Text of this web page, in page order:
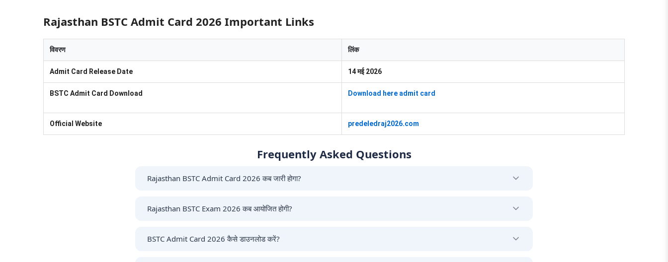
Rajasthan BSTC Admit Card 2026 Important Links
विवरण लिंक
Admit Card Release Date 14 मई 2026
BSTC Admit Card Download Download here admit card
Official Website predeledraj2026.com
Frequently Asked Questions
Rajasthan BSTC Admit Card 2026 कब जारी होगा?
राजस्थान BSTC यानी Pre DElEd परीक्षा का एडमिट कार्ड 14 मई 2026 को जारी किया जाएगा।
Rajasthan BSTC Exam 2026 कब आयोजित होगी?
राजस्थान BSTC परीक्षा 20 मई 2026 को दो पारियों में आयोजित होगी।
BSTC Admit Card 2026 कैसे डाउनलोड करें?